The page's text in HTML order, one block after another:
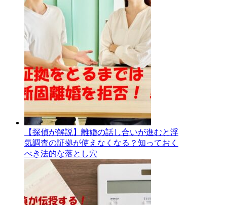
【探偵が解説】離婚の話し合いが進むと浮
気調査の証拠が使えなくなる？知っておく
べき法的な落とし穴